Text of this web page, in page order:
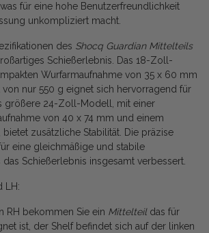
für eine hohe Benutzerfreundlichkeit
unkompliziert macht.
des Shocq Guardian Mittelteils
Schießerlebnis. Das 18-Zoll-
Wurfarmaufnahme von 35 x 60 mm
nur 550 g eignet sich hervorragend für
größere 24-Zoll-Modell, mit einer
von 40 x 74 mm und einem
zusätzliche Stabilität. Die präzise
eine gleichmäßige und stabile
das Schießerlebnis insgesamt verbessert.
LH:
RH bekommen Sie ein Mittelteil das für
ist, der Shelf befindet sich auf der linken